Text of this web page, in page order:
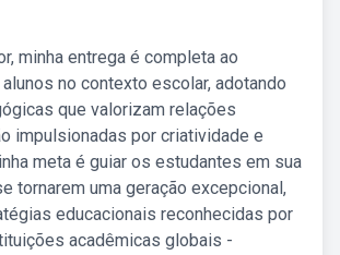
minha entrega é completa ao
no contexto escolar, adotando
que valorizam relações
impulsionadas por criatividade e
meta é guiar os estudantes em sua
tornarem uma geração excepcional,
educacionais reconhecidas por
acadêmicas globais -